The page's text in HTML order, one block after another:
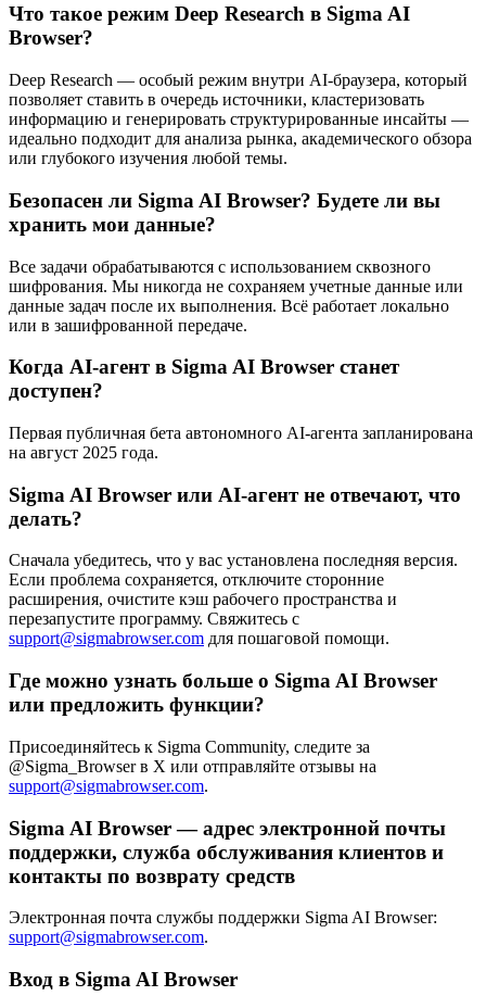
Что такое режим Deep Research в Sigma AI
Browser?
Deep Research — особый режим внутри AI-браузера, который
позволяет ставить в очередь источники, кластеризовать
информацию и генерировать структурированные инсайты —
идеально подходит для анализа рынка, академического обзора
или глубокого изучения любой темы.
Безопасен ли Sigma AI Browser? Будете ли вы
хранить мои данные?
Все задачи обрабатываются с использованием сквозного
шифрования. Мы никогда не сохраняем учетные данные или
данные задач после их выполнения. Всё работает локально
или в зашифрованной передаче.
Когда AI-агент в Sigma AI Browser станет
доступен?
Первая публичная бета автономного AI-агента запланирована
на август 2025 года.
Sigma AI Browser или AI-агент не отвечают, что
делать?
Сначала убедитесь, что у вас установлена последняя версия.
Если проблема сохраняется, отключите сторонние
расширения, очистите кэш рабочего пространства и
перезапустите программу. Свяжитесь с
support@sigmabrowser.com для пошаговой помощи.
Где можно узнать больше о Sigma AI Browser
или предложить функции?
Присоединяйтесь к Sigma Community, следите за
@Sigma_Browser в X или отправляйте отзывы на
support@sigmabrowser.com.
Sigma AI Browser — адрес электронной почты
поддержки, служба обслуживания клиентов и
контакты по возврату средств
Электронная почта службы поддержки Sigma AI Browser:
support@sigmabrowser.com.
Вход в Sigma AI Browser